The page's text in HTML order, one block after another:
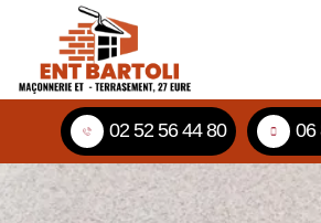
02 52 56 44 80 06